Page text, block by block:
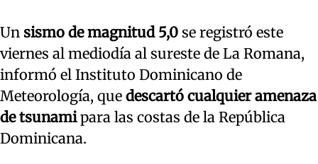
Un sismo de magnitud 5,0 se registró este
viernes al mediodía al sureste de La Romana,
informó el Instituto Dominicano de
Meteorología, que descartó cualquier amenaza
de tsunamipara las costas de la República
Dominicana.